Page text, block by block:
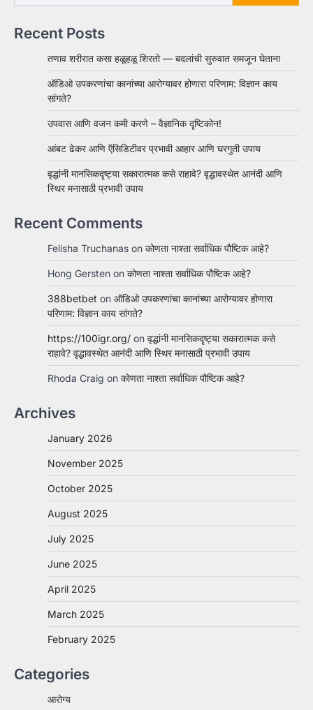
Recent Posts
तणाव शरीरात कसा हळूहळू शिरतो — बदलांची सुरुवात समजून घेताना
ऑडिओ उपकरणांचा कानांच्या आरोग्यावर होणारा परिणाम: विज्ञान काय
सांगते?
उपवास आणि वजन कमी करणे – वैज्ञानिक दृष्टिकोन!
आंबट ढेकर आणि ऍसिडिटीवर प्रभावी आहार आणि घरगुती उपाय
वृद्धांनी मानसिकदृष्ट्या सकारात्मक कसे राहावे? वृद्धावस्थेत आनंदी आणि
स्थिर मनासाठी प्रभावी उपाय
Recent Comments
Felisha Truchanas on कोणता नाश्ता सर्वाधिक पौष्टिक आहे?
Hong Gersten on कोणता नाश्ता सर्वाधिक पौष्टिक आहे?
388betbet on ऑडिओ उपकरणांचा कानांच्या आरोग्यावर होणारा
परिणाम: विज्ञान काय सांगते?
https://100igr.org/ on वृद्धांनी मानसिकदृष्ट्या सकारात्मक कसे
राहावे? वृद्धावस्थेत आनंदी आणि स्थिर मनासाठी प्रभावी उपाय
Rhoda Craig on कोणता नाश्ता सर्वाधिक पौष्टिक आहे?
Archives
January 2026
November 2025
October 2025
August 2025
July 2025
June 2025
April 2025
March 2025
February 2025
Categories
आरोग्य